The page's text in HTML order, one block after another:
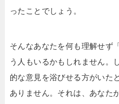
ったことでしょう。
そんなあなたを何も理解せず
う人もいるかもしれません。
的な意見を浴びせる方がいた
ありません。それは、あなた